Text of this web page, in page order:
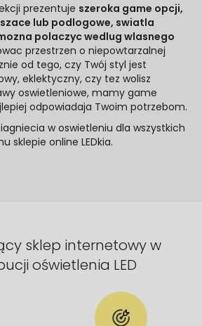
prezentuje szeroka game opcji,
lub podlogowe, swiatla
polaczyc wedlug wlasnego
przestrzen o niepowtarzalnej
od tego, czy Twój styl jest
eklektyczny, czy tez wolisz
oswietleniowe, mamy game
odpowiadaja Twoim potrzebom.
w oswietleniu dla wszystkich
sklepie online LEDkia.
sklep internetowy w
oświetlenia LED